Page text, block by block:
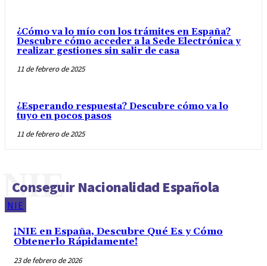
¿Cómo va lo mío con los trámites en España?
Descubre cómo acceder a la Sede Electrónica y
realizar gestiones sin salir de casa
11 de febrero de 2025
¿Esperando respuesta? Descubre cómo va lo
tuyo en pocos pasos
11 de febrero de 2025
Conseguir Nacionalidad Española
NIE
NIE
¡NIE en España, Descubre Qué Es y Cómo
Obtenerlo Rápidamente!
23 de febrero de 2026